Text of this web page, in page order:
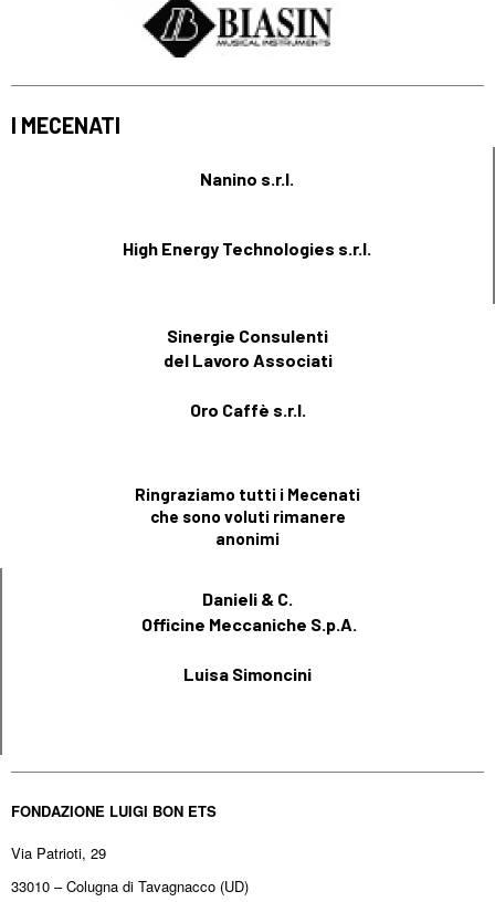
I MECENATI
Nanino s.r.l.
High Energy Technologies s.r.l.
Sinergie Consulenti
del Lavoro Associati
Oro Caffè s.r.l.
Ringraziamo tutti i Mecenati
che sono voluti rimanere
anonimi
Danieli & C.
Officine Meccaniche S.p.A.
Luisa Simoncini
FONDAZIONE LUIGI BON ETS
Via Patrioti, 29
33010 – Colugna di Tavagnacco (UD)